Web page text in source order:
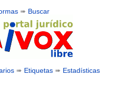
➠ Buscar
➠ Etiquetas➠ Estadísticas